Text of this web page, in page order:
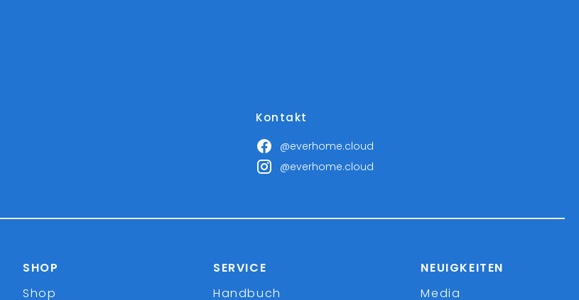
Kontakt
@everhome.cloud
@everhome.cloud
SHOP
Shop
SERVICE
Handbuch
NEUIGKEITEN
Media